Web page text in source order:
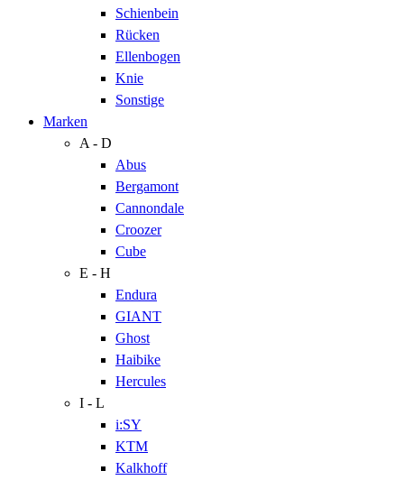
Schienbein
Rücken
Ellenbogen
Knie
Sonstige
Marken
A - D
Abus
Bergamont
Cannondale
Croozer
Cube
E - H
Endura
GIANT
Ghost
Haibike
Hercules
I - L
i:SY
KTM
Kalkhoff